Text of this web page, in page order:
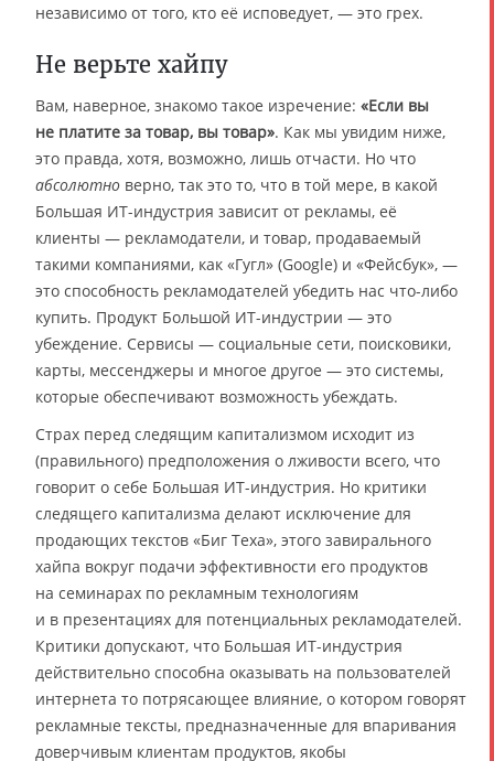
независимо от того, кто её исповедует, — это грех.
Не верьте хайпу
Вам, наверное, знакомо такое изречение: «Если вы
не платите за товар, вы товар». Как мы увидим ниже,
это правда, хотя, возможно, лишь отчасти. Но что
абсолютно верно, так это то, что в той мере, в какой
Большая ИТ-индустрия зависит от рекламы, её
клиенты — рекламодатели, и товар, продаваемый
такими компаниями, как «Гугл» (Google) и «Фейсбук», —
это способность рекламодателей убедить нас что-либо
купить. Продукт Большой ИТ-индустрии — это
убеждение. Сервисы — социальные сети, поисковики,
карты, мессенджеры и многое другое — это системы,
которые обеспечивают возможность убеждать.
Страх перед следящим капитализмом исходит из
(правильного) предположения о лживости всего, что
говорит о себе Большая ИТ-индустрия. Но критики
следящего капитализма делают исключение для
продающих текстов «Биг Теха», этого завирального
хайпа вокруг подачи эффективности его продуктов
на семинарах по рекламным технологиям
и в презентациях для потенциальных рекламодателей.
Критики допускают, что Большая ИТ-индустрия
действительно способна оказывать на пользователей
интернета то потрясающее влияние, о котором говорят
рекламные тексты, предназначенные для впаривания
доверчивым клиентам продуктов, якобы